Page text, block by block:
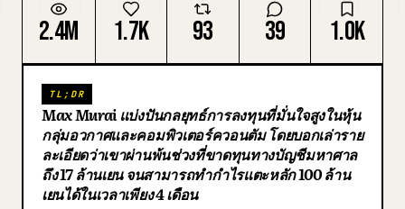
ดาวน์โหลด
บล็อก
อัปเดต
2.4M 1.7K 93 39 1.0K
TL;DR
Max Murai แบ่งปันกลยุทธ์การลงทุนที่มั่นใจสูงในหุ้น
กลุ่มอวกาศและคอมพิวเตอร์ควอนตัม โดยบอกเล่าราย
ละเอียดว่าเขาผ่านพ้นช่วงที่ขาดทุนทางบัญชีมหาศาล
ถึง 17 ล้านเยน จนสามารถทำกำไรแตะหลัก 100 ล้าน
เยนได้ในเวลาเพียง 4 เดือน